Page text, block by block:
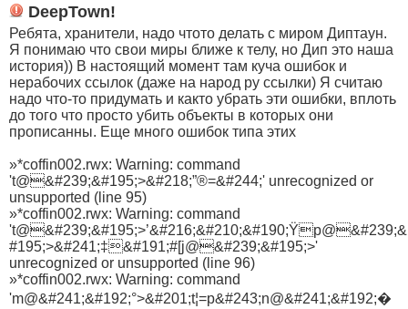
DeepTown!
Ребята, хранители, надо чтото делать с миром Диптаун.
Я понимаю что свои миры ближе к телу, но Дип это наша
история)) В настоящий момент там куча ошибок и
нерабочих ссылок (даже на народ ру ссылки) Я считаю
надо что-то придумать и както убрать эти ошибки, вплоть
до того что просто убить объекты в которых они
прописанны. Еще много ошибок типа этих
»*coffin002.rwx: Warning: command
't@&#239;&#195;>&#218;”®=&#244;' unrecognized or
unsupported (line 95)
»*coffin002.rwx: Warning: command
't@&#239;&#195;>’&#216;&#210;&#190;Ÿp@&#239;&
#195;>&#241;‡&#191;#[j@&#239;&#195;>'
unrecognized or unsupported (line 96)
»*coffin002.rwx: Warning: command
'm@&#241;&#192;°>&#201;t¦=p&#243;n@&#241;&#192;�